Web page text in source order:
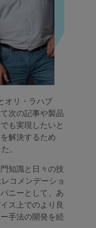
オリ・ラハブ
次の記事や製品
も実現したいと
解決するため
。
知識と日々の技
コメンデーショ
ニーとして、あ
ス上でのより良
手法の開発を続